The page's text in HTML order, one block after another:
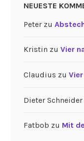
NEUESTE
Peterzu
Kristin zu Vier
Claudius zu
Dieter Schneider
Fatbob zu Mit